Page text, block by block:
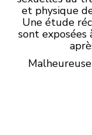
et physique
Une étude
sont exposées